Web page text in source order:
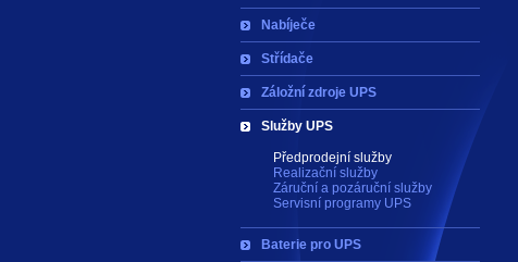
Nabíječe
Střídače
Záložní zdroje UPS
Služby UPS
Předprodejní služby
Realizační služby
Záruční a pozáruční služby
Servisní programy UPS
Baterie pro UPS